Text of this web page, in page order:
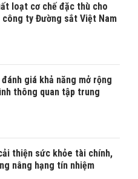
loạt cơ chế đặc thù cho
công ty Đường sắt Việt Nam
giá khả năng mở rộng
thông quan tập trung
thiện sức khỏe tài chính,
nâng hạng tín nhiệm